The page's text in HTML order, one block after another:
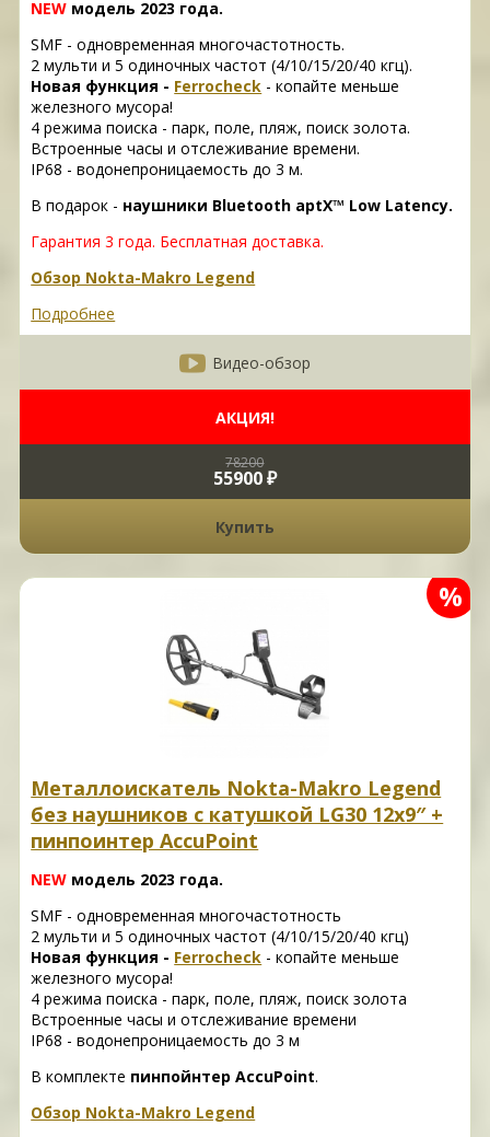
NEW модель 2023 года.
SMF - одновременная многочастотность.
2 мульти и 5 одиночных частот (4/10/15/20/40 кгц).
Новая функция - Ferrocheck - копайте меньше
железного мусора!
4 режима поиска - парк, поле, пляж, поиск золота.
Встроенные часы и отслеживание времени.
IP68 - водонепроницаемость до 3 м.
В подарок - наушники Bluetooth aptX™ Low Latency.
Гарантия 3 года. Бесплатная доставка.
Обзор Nokta-Makro Legend
Подробнее
Видео-обзор
АКЦИЯ!
78200
55900 ₽
Купить
%
Металлоискатель Nokta-Makro Legend
без наушников с катушкой LG30 12x9″ +
пинпоинтер AccuPoint
NEW модель 2023 года.
SMF - одновременная многочастотность
2 мульти и 5 одиночных частот (4/10/15/20/40 кгц)
Новая функция - Ferrocheck - копайте меньше
железного мусора!
4 режима поиска - парк, поле, пляж, поиск золота
Встроенные часы и отслеживание времени
IP68 - водонепроницаемость до 3 м
В комплекте пинпойнтер AccuPoint.
Обзор Nokta-Makro Legend